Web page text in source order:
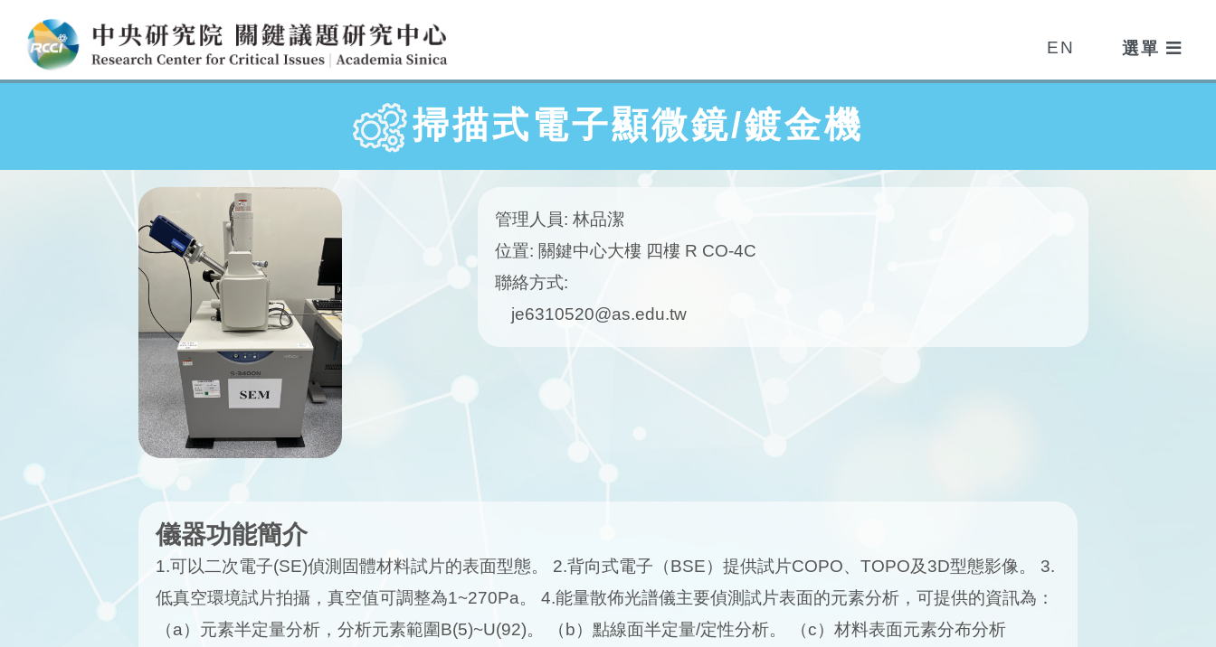
EN
掃描式電子顯微鏡/鍍金機
管理人員: 林品潔
位置: 關鍵中心大樓 四樓 R CO-4C
聯絡方式:
je6310520@as.edu.tw
儀器功能簡介
1.可以二次電子(SE)偵測固體材料試片的表面型態。 2.背向式電子（BSE）提供試片COPO、TOPO及3D型態影像。 3.
低真空環境試片拍攝，真空值可調整為1~270Pa。 4.能量散佈光譜儀主要偵測試片表面的元素分析，可提供的資訊為：
（a）元素半定量分析，分析元素範圍B(5)~U(92)。 （b）點線面半定量/定性分析。 （c）材料表面元素分布分析